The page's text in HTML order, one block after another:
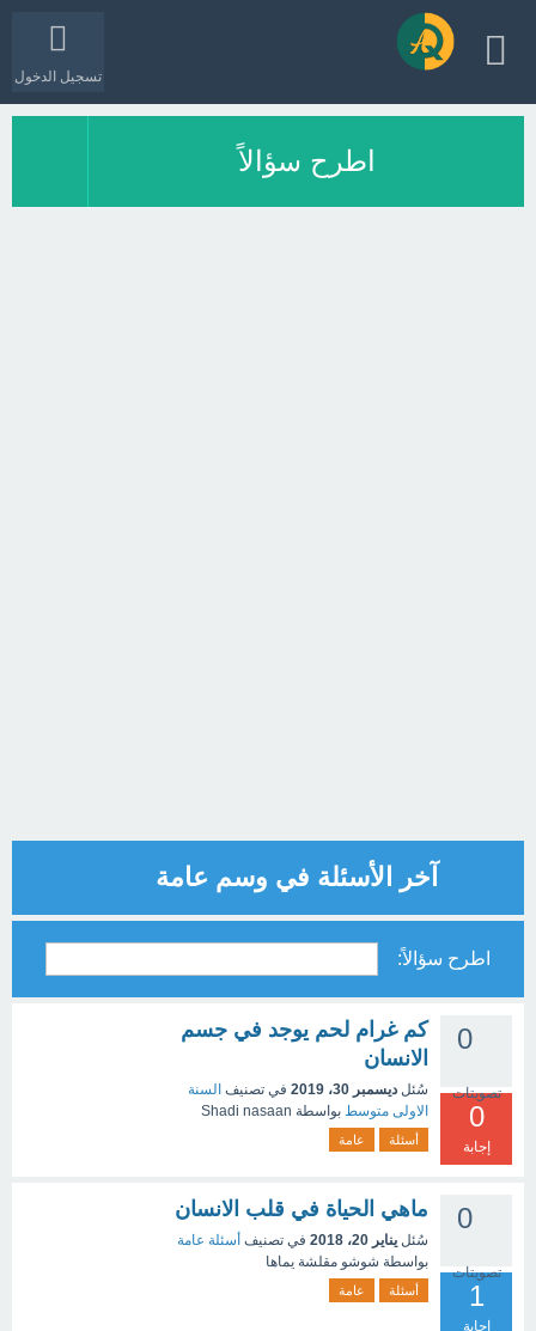
تسجيل الدخول
اطرح سؤالاً
آخر الأسئلة في وسم عامة
اطرح سؤالاً:
0
تصويتات
0
إجابة
كم غرام لحم يوجد في جسم
الانسان
سُئل ديسمبر 30، 2019 في تصنيف السنة
الاولى متوسط بواسطة Shadi nasaan
أسئلة عامة
0
تصويتات
1
إجابة
ماهي الحياة في قلب الانسان
سُئل يناير 20، 2018 في تصنيف أسئلة عامة
بواسطة شوشو مقلشة يماها
أسئلة عامة